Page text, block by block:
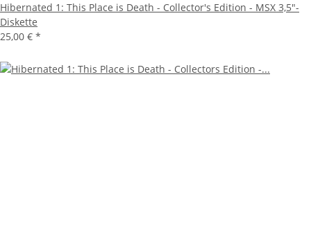
Hibernated 1: This Place is Death - Collector's Edition - MSX 3,5"-
Diskette
25,00 € *